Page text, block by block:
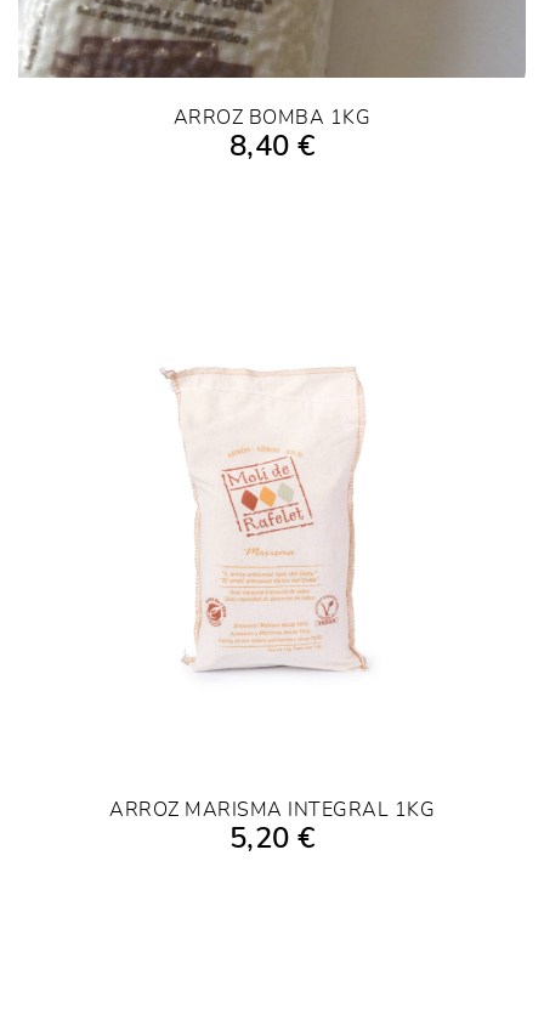
AÑADIR A LA COMPRA
ARROZ BOMBA 1KG
8,40 €
AÑADIR A LA COMPRA
ARROZ MARISMA INTEGRAL 1KG
5,20 €